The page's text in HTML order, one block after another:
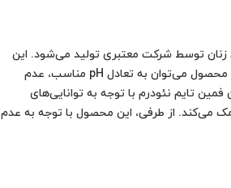
توسط شرکت معتبری تولید می‌شود. این
ژل بهداشتی دارای فرمولاسیونی منحصر به فرد است که با توجه به نیازهای ویژه بدن زنان طراحی شده است. از ویژگی‌های برجسته این محصول می‌توان به تعادل pH مناسب، عدم
تایم نئودرم با توجه به توانایی‌های
می‌کند. از طرفی، این محصول با توجه به عدم